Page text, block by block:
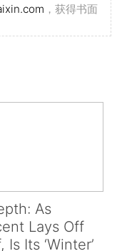
，获得书面
As
Lays Off
Is Its ‘Winter’